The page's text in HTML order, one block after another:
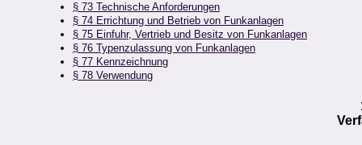
§ 73 Technische Anforderungen
§ 74 Errichtung und Betrieb von Funkanlagen
§ 75 Einfuhr, Vertrieb und Besitz von Funkanlagen
§ 76 Typenzulassung von Funkanlagen
§ 77 Kennzeichnung
§ 78 Verwendung